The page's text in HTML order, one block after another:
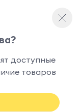
доступные
товаров